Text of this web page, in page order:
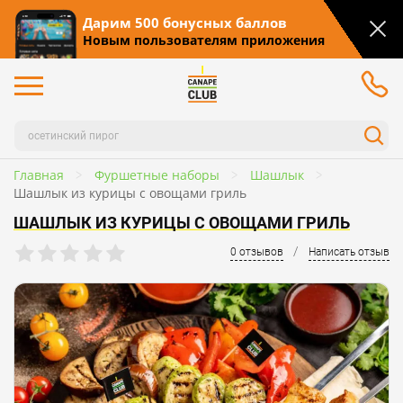
Дарим 500 бонусных баллов
Новым пользователям приложения
Главная Фуршетные наборы
Шашлык
Шашлык из курицы с овощами гриль
ШАШЛЫК ИЗ КУРИЦЫ С ОВОЩАМИ ГРИЛЬ
0 отзывов / Написать отзыв